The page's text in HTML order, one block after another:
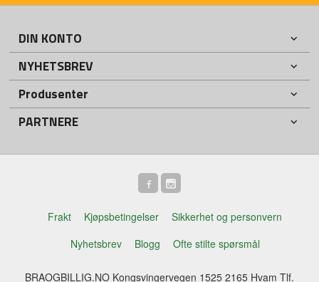
DIN KONTO
NYHETSBREV
Produsenter
PARTNERE
Frakt Kjøpsbetingelser
Sikkerhet og personvern
Nyhetsbrev
Blogg Ofte stilte spørsmål
BRAOGBILLIG.NO Kongsvingervegen 1525 2165 Hvam Tlf.